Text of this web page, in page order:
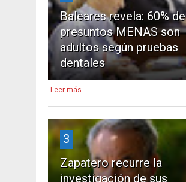
Baleares revela: 60% de
presuntos MENAS son
adultos según pruebas
dentales
Leer más
3
Zapatero recurre la
investigación de sus